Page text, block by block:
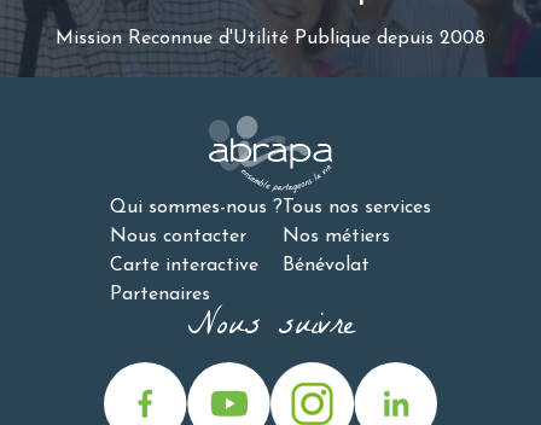
Mission Reconnue d'Utilité Publique depuis 2008
Qui sommes-nous ?
Nous contacter
Carte interactive
Partenaires
Tous nos services
Nos métiers
Bénévolat
Nous suivre